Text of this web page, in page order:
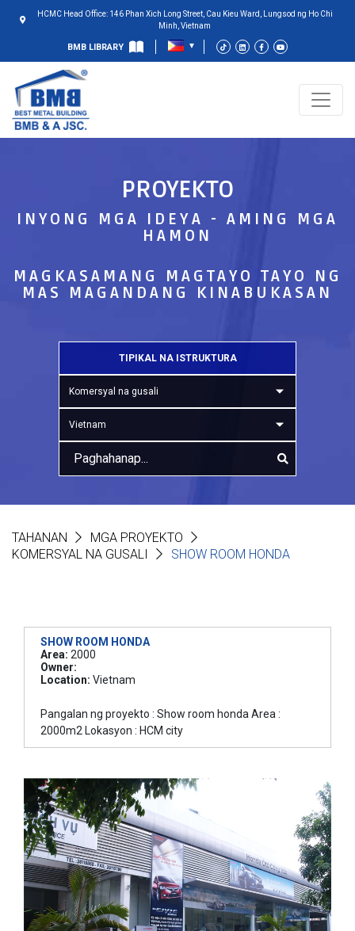
HCMC Head Office: 146 Phan Xich Long Street, Cau Kieu Ward, Lungsod ng Ho Chi
Minh, Vietnam
BMB LIBRARY
PROYEKTO
INYONG MGA IDEYA - AMING MGA
HAMON
MAGKASAMANG MAGTAYO TAYO NG
MAS MAGANDANG KINABUKASAN
TIPIKAL NA ISTRUKTURA
Komersyal na gusali
Vietnam
TAHANAN
MGA PROYEKTO
KOMERSYAL NA GUSALI
SHOW ROOM HONDA
SHOW ROOM HONDA
Area: 2000
Owner:
Location: Vietnam
Pangalan ng proyekto : Show room honda Area :
2000m2 Lokasyon : HCM city